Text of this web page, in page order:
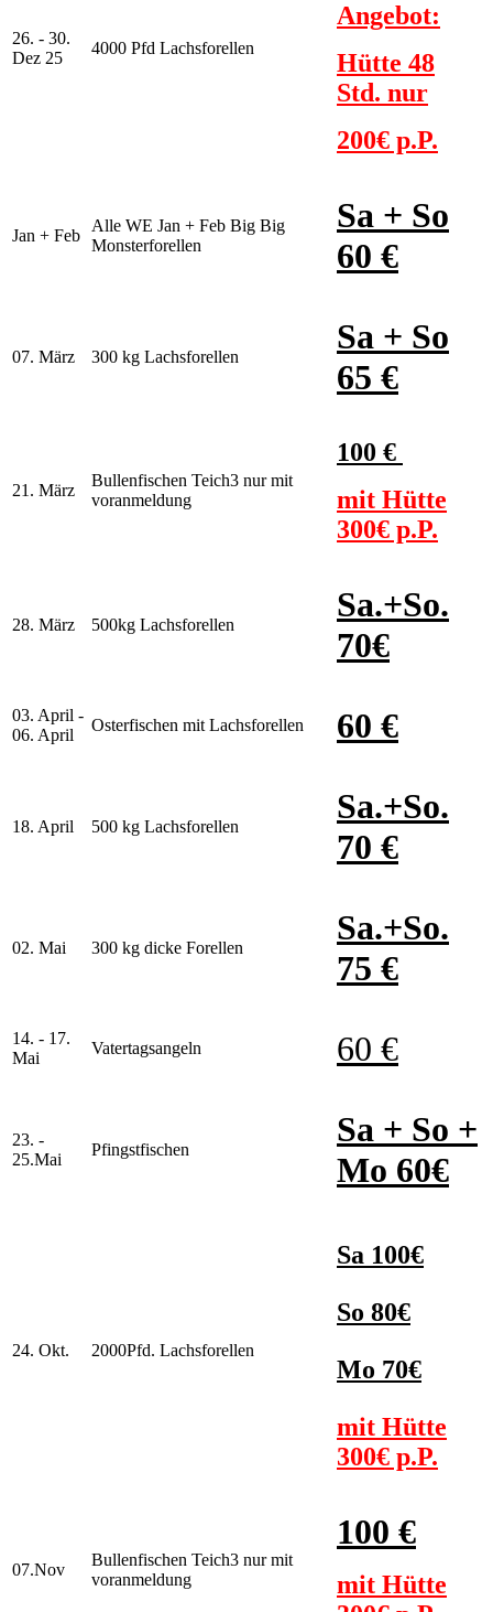
26. - 30.
Dez 25
4000 Pfd Lachsforellen
Angebot:
Hütte 48
Std. nur
200€ p.P.
Jan + Feb
Alle WE Jan + Feb Big Big
Monsterforellen
Sa + So
60 €
07. März 300 kg Lachsforellen
Sa + So
65 €
21. März
Bullenfischen Teich3 nur mit
voranmeldung
100 €
mit Hütte
300€ p.P.
28. März 500kg Lachsforellen
Sa.+So.
70€
03. April -
06. April
Osterfischen mit Lachsforellen 60 €
18. April 500 kg Lachsforellen
Sa.+So.
70 €
02. Mai 300 kg dicke Forellen
Sa.+So.
75 €
14. - 17.
Mai
Vatertagsangeln 60 €
23. -
25.Mai
Pfingstfischen
Sa + So +
Mo 60€
24. Okt. 2000Pfd. Lachsforellen
Sa 100€
So 80€
Mo 70€
mit Hütte
300€ p.P.
07.Nov
Bullenfischen Teich3 nur mit
voranmeldung
100 €
mit Hütte